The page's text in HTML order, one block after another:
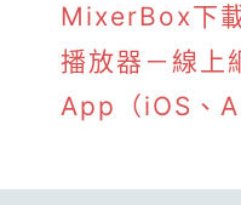
MixerBox下
播放器－線上
App（iOS、